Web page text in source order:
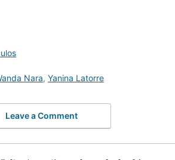
Nara, Yanina Latorre
Leave a Comment